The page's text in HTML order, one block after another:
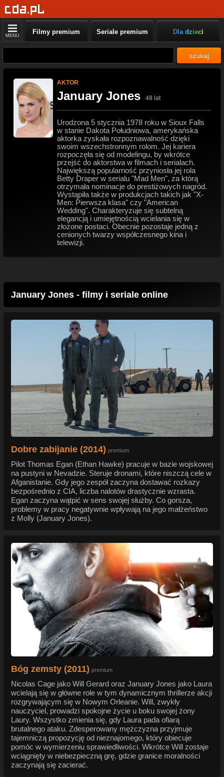
MENU Filmy premium Seriale premium Dla dzieci
szukaj
AKTOR
January Jones 48 lat
Urodzona 5 stycznia 1978 roku w Sioux Falls
w stanie Dakota Południowa, amerykańska
aktorka zyskała rozpoznawalność dzięki
swoim wszechstronnym rolom. Jej kariera
rozpoczęła się od modelingu, by wkrótce
przejść do aktorstwa w filmach i serialach.
Największą popularność przyniosła jej rola
Betty Draper w serialu "Mad Men", za którą
otrzymała nominacje do prestiżowych nagród.
Wystąpiła także w produkcjach takich jak "X-
Men: Pierwsza klasa" czy "American
Wedding". Charakteryzuje się subtelną
elegancją i umiejętnością wcielania się w
złożone postaci. Obecnie pozostaje jedną z
cenionych twarzy współczesnego kina i
telewizji.
January Jones - filmy i seriale online
Dobre zabijanie (2014) premium
Pilot Thomas Egan (Ethan Hawke) pracuje w bazie wojskowej
na pustyni w Nevadzie. Steruje dronami, które niszczą cele w
Afganistanie. Gdy jego zespół zaczyna dostawać rozkazy
bezpośrednio z CIA, liczba nalotów drastycznie wzrasta.
Egan zaczyna wątpić w sens swojej służby. Co gorsza,
problemy w pracy negatywnie wpływają na jego małżeństwo
z Molly (January Jones).
Bóg zemsty (2011) premium
Nicolas Cage jako Will Gerard oraz January Jones jako Laura
wcielają się w główne role w tym dynamicznym thrillerze akcji
rozgrywającym się w Nowym Orleanie. Will, zwykły
nauczyciel, prowadzi spokojne życie u boku swojej żony
Laury. Wszystko zmienia się, gdy Laura pada ofiarą
brutalnego ataku. Zdesperowany mężczyzna przyjmuje
tajemniczą propozycję od nieznajomego, który obiecuje
pomóc w wymierzeniu sprawiedliwości. Wkrótce Will zostaje
wciągnięty w niebezpieczną grę, gdzie granice moralności
zaczynają się zacierać.